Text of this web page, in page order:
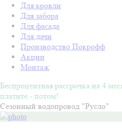
Для кровли
Для забора
Для фасада
Для дачи
Производство Покрофф
Акции
Монтаж
Беспроцентная рассрочка на 4
платите - потом!
Сезонный водопровод "Русло"